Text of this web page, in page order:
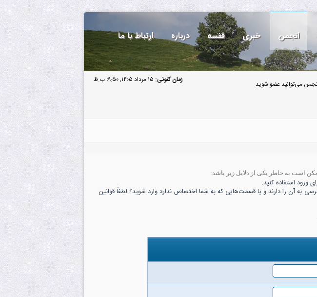
انجمن خبری قفسه درباره ارتباط با ما
زمان کنونی: ۱۵ مرداد ۱۴۰۵, ۰۹:۵۰ ب.ظ
می‌توانید عضو شوید.
است به خاطر یکی از دلایل زیر باشد:
ورود استفاده کنید.
به آن را دارند و یا قسمت‌هایی که به شما اختصاص ندارد وارد شوید؟ لطفاً قوانین